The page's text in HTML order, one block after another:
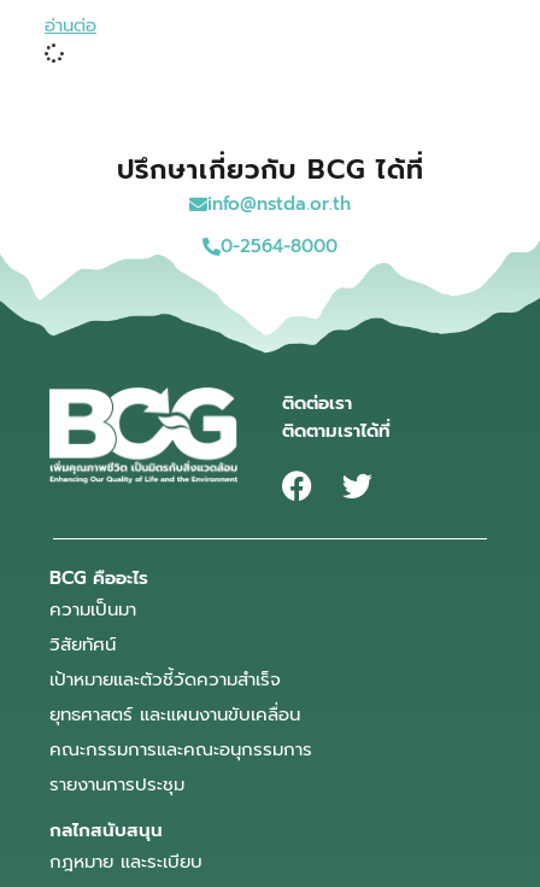
อ่านต่อ
ปรึกษาเกี่ยวกับ BCG ได้ที่
info@nstda.or.th
0-2564-8000
ติดต่อเรา
ติดตามเราได้ที่
BCG คืออะไร
ความเป็นมา
วิสัยทัศน์
เป้าหมายและตัวชี้วัดความสำเร็จ
ยุทธศาสตร์ และแผนงานขับเคลื่อน
คณะกรรมการและคณะอนุกรรมการ
รายงานการประชุม
กลไกสนับสนุน
กฎหมาย และระเบียบ